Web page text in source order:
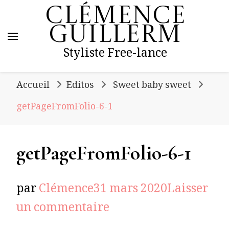
Clémence
Guillerm
Styliste Free-lance
Accueil Editos
Sweet baby sweet
getPageFromFolio-6-1
getPageFromFolio-6-1
parClémence31 mars 2020Laisser
un commentaire